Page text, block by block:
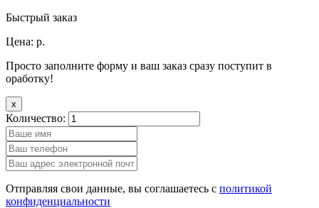
Быстрый заказ
Цена: р.
Просто заполните форму и ваш заказ сразу поступит в
оработку!
x
Количество:
Отправляя свои данные, вы соглашаетесь с политикой
конфиденциальности